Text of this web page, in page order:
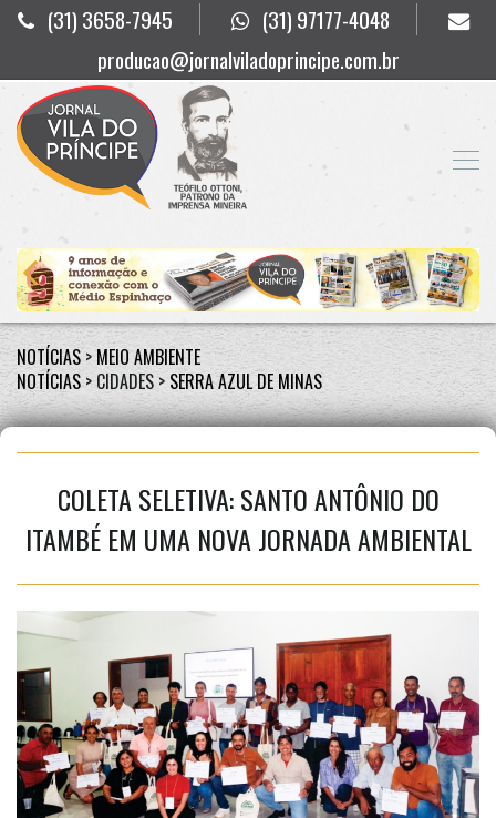
(31) 3658-7945
(31) 97177-4048
producao@jornalviladoprincipe.com.br
NOTÍCIAS > MEIO AMBIENTE
NOTÍCIAS > CIDADES > SERRA AZUL DE MINAS
COLETA SELETIVA: SANTO ANTÔNIO DO
ITAMBÉ EM UMA NOVA JORNADA AMBIENTAL